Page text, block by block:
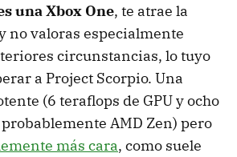
una Xbox One, te atrae la
no valoras especialmente
circunstancias, lo tuyo
a Project Scorpio. Una
(6 teraflops de GPU y ocho
probablemente AMD Zen) pero
más cara, como suele